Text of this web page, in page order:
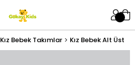
Kız Bebek Takımlar Kız Bebek Alt Üst